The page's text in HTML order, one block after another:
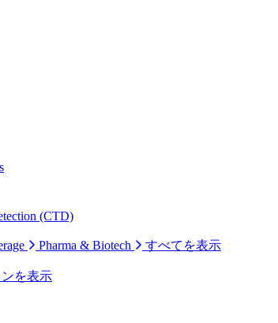
(CTD)
Pharma & Biotech
すべてを表示
を表示